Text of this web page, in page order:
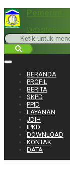
Website
BERANDA
PROFIL
BERITA
SKPD
PPID
LAYANAN
JDIH
IPKD
DOWNLOAD
KONTAK
DATA